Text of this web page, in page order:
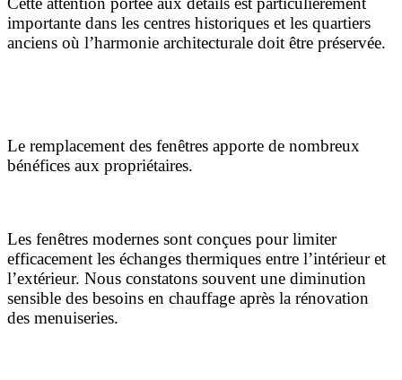
importante dans les centres historiques et les quartiers
anciens où l’harmonie architecturale doit être préservée.
Le remplacement des fenêtres apporte de nombreux
bénéfices aux propriétaires.
Les fenêtres modernes sont conçues pour limiter
efficacement les échanges thermiques entre l’intérieur et
l’extérieur. Nous constatons souvent une diminution
sensible des besoins en chauffage après la rénovation
des menuiseries.